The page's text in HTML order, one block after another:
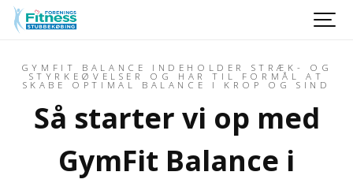
GYMFIT BALANCE INDEHOLDER STRÆK- OG
STYRKEØVELSER OG HAR TIL FORMÅL AT
SKABE OPTIMAL BALANCE I KROP OG SIND
Så starter vi op med
GymFit Balance i